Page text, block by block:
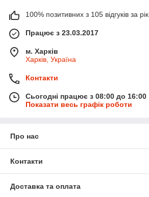
100% позитивних з 105 відгуків за рік
Працює з 23.03.2017
м. Харків
Харків, Україна
Контакти
Сьогодні працює з 08:00 до 16:00
Показати весь графік роботи
Про нас
Контакти
Доставка та оплата